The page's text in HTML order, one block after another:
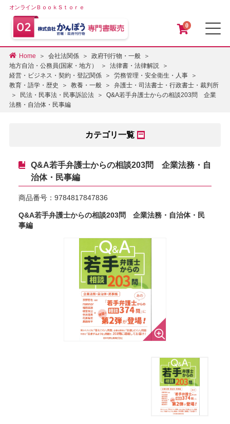
オンラインＢｏｏｋＳｔｏｒｅ
0
Home 会社法関係
政府刊行物・一般
地方自治・公務員(国家・地方）
法律書・法律解説
経営・ビジネス・契約・登記関係
労務管理・安全衛生・人事
教育・語学・歴史
教養・一般
弁護士・司法書士・行政書士・裁判所
民法・民事法・民事訴訟法
Q&A若手弁護士からの相談203問 企業
法務・自治体・民事編
カテゴリ一覧
Q&A若手弁護士からの相談203問 企業法務・自
治体・民事編
商品番号： 9784817847836
Q&A若手弁護士からの相談203問 企業法務・自治体・民
事編